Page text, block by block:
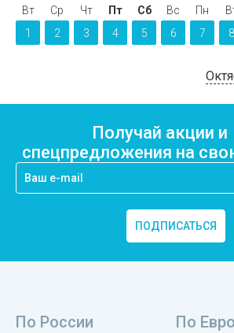
Вт
1
Ср
2
Чт
3
Пт
4
Сб
5
Вс
6
Пн
7
8
Получай акции и
спецпредложения на
ПОДПИСАТЬСЯ
По России По